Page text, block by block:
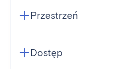
Przestrzeń
Dostęp